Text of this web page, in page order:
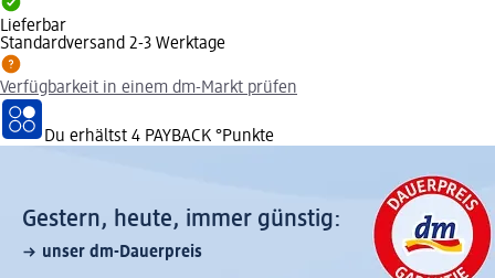
Lieferbar
Standardversand 2-3 Werktage
Verfügbarkeit in einem dm-Markt prüfen
Du erhältst 4 PAYBACK °Punkte
Gestern, heute, immer günstig:
unser dm-Dauerpreis